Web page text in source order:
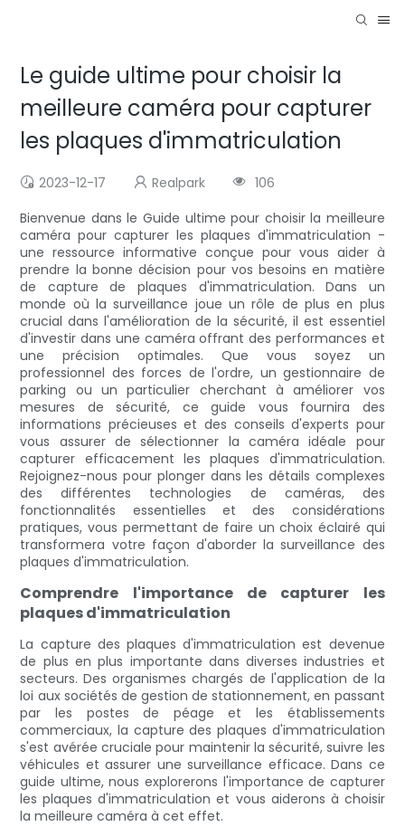
Le guide ultime pour choisir la
meilleure caméra pour capturer
les plaques d'immatriculation
2023-12-17 Realpark
106
Bienvenue dans le Guide ultime pour choisir la meilleure
caméra pour capturer les plaques d'immatriculation -
une ressource informative conçue pour vous aider à
prendre la bonne décision pour vos besoins en matière
de capture de plaques d'immatriculation. Dans un
monde où la surveillance joue un rôle de plus en plus
crucial dans l'amélioration de la sécurité, il est essentiel
d'investir dans une caméra offrant des performances et
une précision optimales. Que vous soyez un
professionnel des forces de l'ordre, un gestionnaire de
parking ou un particulier cherchant à améliorer vos
mesures de sécurité, ce guide vous fournira des
informations précieuses et des conseils d'experts pour
vous assurer de sélectionner la caméra idéale pour
capturer efficacement les plaques d'immatriculation.
Rejoignez-nous pour plonger dans les détails complexes
des différentes technologies de caméras, des
fonctionnalités essentielles et des considérations
pratiques, vous permettant de faire un choix éclairé qui
transformera votre façon d'aborder la surveillance des
plaques d'immatriculation.
Comprendre l'importance de capturer les
plaques d'immatriculation
La capture des plaques d'immatriculation est devenue
de plus en plus importante dans diverses industries et
secteurs. Des organismes chargés de l'application de la
loi aux sociétés de gestion de stationnement, en passant
par les postes de péage et les établissements
commerciaux, la capture des plaques d'immatriculation
s'est avérée cruciale pour maintenir la sécurité, suivre les
véhicules et assurer une surveillance efficace. Dans ce
guide ultime, nous explorerons l'importance de capturer
les plaques d'immatriculation et vous aiderons à choisir
la meilleure caméra à cet effet.